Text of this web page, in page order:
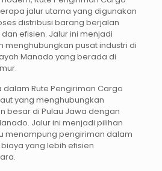
jalur utama yang digunakan
distribusi barang berjalan
efisien. Jalur ini menjadi
menghubungkan pusat industri di
Manado yang berada di
dalam Rute Pengiriman Cargo
yang menghubungkan
besar di Pulau Jawa dengan
Jalur ini menjadi pilihan
menampung pengiriman dalam
yang lebih efisien